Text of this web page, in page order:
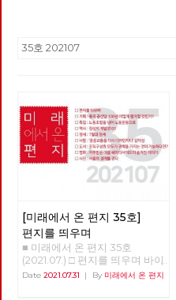
[미래에서 온 편지 35호]
편지를 띄우며
■ 미래에서 온 편지 35호
(2021.07.) □ 편지를 띄우며 바이
러스의 재확산에 폭염까지 겹쳐
Date 2021.07.31 | By 미래에서 온 편지